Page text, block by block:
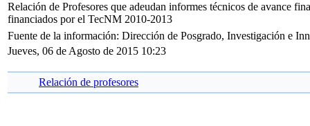
Relación de Profesores que adeudan informes técnicos de avance
financiados por el TecNM 2010-2013
Fuente de la información: Dirección de Posgrado, Investigación e
Jueves, 06 de Agosto de 2015 10:23
Relación de profesores